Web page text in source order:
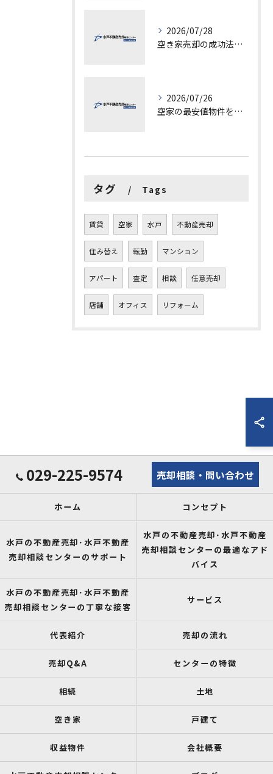
2026/07/28
空き家売却の成功法と注意点
2026/07/26
空家の最安値物件を茨城県水戸市つくば市で探す方法と賢い売却ポイントを徹底解説
タグ Tags
賃貸 空家 水戸 不動産売却
住み替え 転勤 マンション
アパート 査定 相談 任意売却
店舗 オフィス リフォーム
029-225-9574 売却相談・問い合わせ
ホーム コンセプト
水戸の不動産売却･水戸不動産
売却相談センターのサポート
水戸の不動産売却･水戸不動産
売却相談センターの最適なアド
バイス
水戸の不動産売却･水戸不動産
売却相談センターの丁寧な接客
サービス
代表紹介 売却の流れ
売却Q&A センターの特徴
相続 土地
空き家 戸建て
収益物件 会社概要